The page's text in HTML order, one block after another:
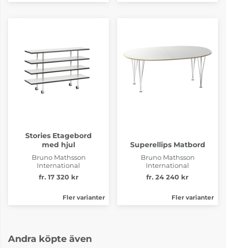
Stories Etagebord
med hjul
Bruno Mathsson
International
fr. 17 320 kr
Fler varianter
Superellips Matbord
Bruno Mathsson
International
fr. 24 240 kr
Fler varianter
Andra köpte även